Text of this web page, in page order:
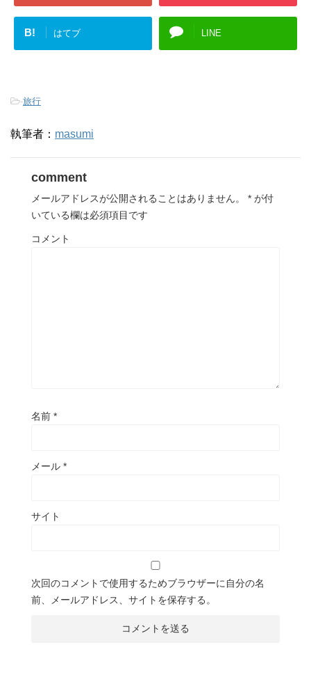
B! はてブ LINE
-旅行
執筆者： masumi
comment
メールアドレスが公開されることはありません。 * が付
いている欄は必須項目です
コメント
名前 *
メール *
サイト
次回のコメントで使用するためブラウザーに自分の名
前、メールアドレス、サイトを保存する。